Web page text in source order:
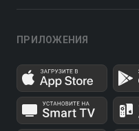
ПРИЛОЖЕНИЯ